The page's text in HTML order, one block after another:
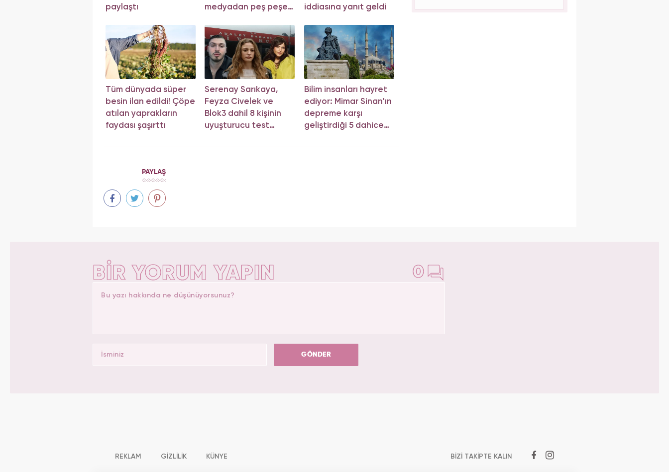
paylaştı
medyadan peş peşe
iddiasına yanıt geldi
Tüm dünyada süper
besin ilan edildi! Çöpe
atılan yaprakların
faydası şaşırttı
Serenay Sarıkaya,
Feyza Civelek ve
Blok3 dahil 8 kişinin
uyuşturucu test
Bilim insanları hayret
ediyor: Mimar Sinan'ın
depreme karşı
geliştirdiği 5 dahice
PAYLAŞ
BİR YORUM YAPIN 0
GÖNDER
REKLAM GİZLİLİK KÜNYE BİZİ TAKİPTE KALIN